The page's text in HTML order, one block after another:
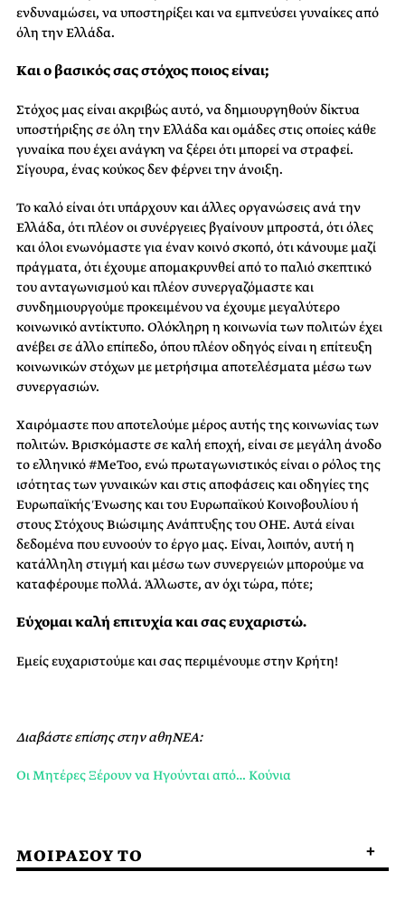
ενδυναμώσει, να υποστηρίξει και να εμπνεύσει γυναίκες από
όλη την Ελλάδα.
Και ο βασικός σας στόχος ποιος είναι;
Στόχος μας είναι ακριβώς αυτό, να δημιουργηθούν δίκτυα
υποστήριξης σε όλη την Ελλάδα και ομάδες στις οποίες κάθε
γυναίκα που έχει ανάγκη να ξέρει ότι μπορεί να στραφεί.
Σίγουρα, ένας κούκος δεν φέρνει την άνοιξη.
Το καλό είναι ότι υπάρχουν και άλλες οργανώσεις ανά την
Ελλάδα, ότι πλέον οι συνέργειες βγαίνουν μπροστά, ότι όλες
και όλοι ενωνόμαστε για έναν κοινό σκοπό, ότι κάνουμε μαζί
πράγματα, ότι έχουμε απομακρυνθεί από το παλιό σκεπτικό
του ανταγωνισμού και πλέον συνεργαζόμαστε και
συνδημιουργούμε προκειμένου να έχουμε μεγαλύτερο
κοινωνικό αντίκτυπο. Ολόκληρη η κοινωνία των πολιτών έχει
ανέβει σε άλλο επίπεδο, όπου πλέον οδηγός είναι η επίτευξη
κοινωνικών στόχων με μετρήσιμα αποτελέσματα μέσω των
συνεργασιών.
Χαιρόμαστε που αποτελούμε μέρος αυτής της κοινωνίας των
πολιτών. Βρισκόμαστε σε καλή εποχή, είναι σε μεγάλη άνοδο
το ελληνικό #MeToo, ενώ πρωταγωνιστικός είναι ο ρόλος της
ισότητας των γυναικών και στις αποφάσεις και οδηγίες της
Ευρωπαϊκής Ένωσης και του Ευρωπαϊκού Κοινοβουλίου ή
στους Στόχους Βιώσιμης Ανάπτυξης του ΟΗΕ. Αυτά είναι
δεδομένα που ευνοούν το έργο μας. Είναι, λοιπόν, αυτή η
κατάλληλη στιγμή και μέσω των συνεργειών μπορούμε να
καταφέρουμε πολλά. Άλλωστε, αν όχι τώρα, πότε;
Εύχομαι καλή επιτυχία και σας ευχαριστώ.
Εμείς ευχαριστούμε και σας περιμένουμε στην Κρήτη!
Διαβάστε επίσης στην αθηΝΕΑ:
Οι Μητέρες Ξέρουν να Ηγούνται από… Κούνια
ΜΟΙΡΑΣΟΥ ΤΟ